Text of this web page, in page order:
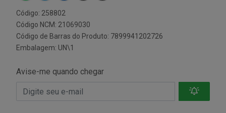
Código: 258802
Código NCM: 21069030
Código de Barras do Produto: 7899941202726
Embalagem: UN\1
Avise-me quando chegar